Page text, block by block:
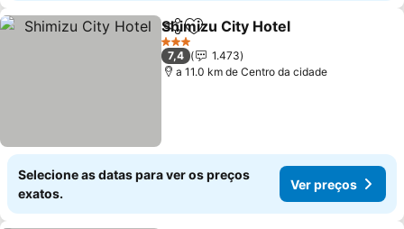
PartilharAdicionar aos favoritos
Shimizu City Hotel
3 Estrelas
7,4
1.473
a 11.0 km de Centro da cidade
Selecione as datas para ver os preços
exatos.
Ver preços